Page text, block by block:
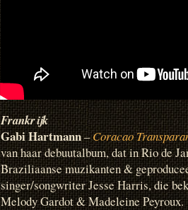
Frankrijk
Gabi Hartmann–Coracao
van haar debuutalbum, dat in Rio de
Braziliaanse muzikanten &
singer/songwriter Jesse Harris, die
Melody Gardot & Madeleine Peyroux.